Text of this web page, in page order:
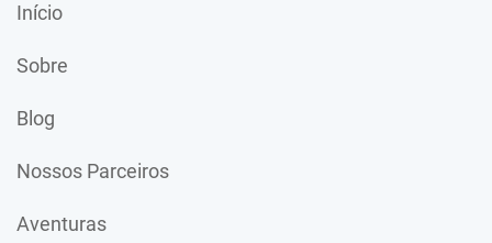
Início
Sobre
Blog
Nossos Parceiros
Aventuras